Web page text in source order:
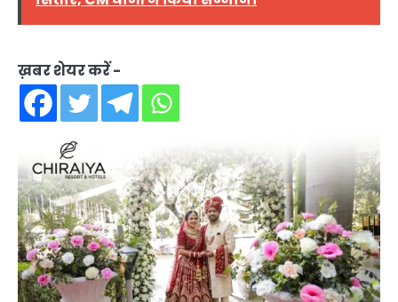
ख़बर शेयर करें -